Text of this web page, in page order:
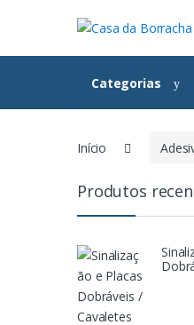
Categorias
Início
Produtos